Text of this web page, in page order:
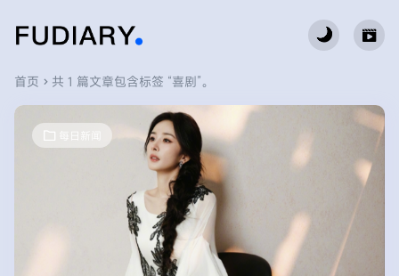
首页 共 1 篇文章包含标签 “喜剧”。
每日新闻